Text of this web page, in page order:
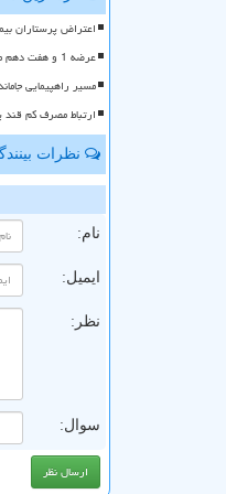
اعتراض پرستاران
عرضه 1 و هفت دهم میلیون خدمت بهداشتی و درمانی به زائرین اربعین
مسیر راهپیمایی
ارتباط مصرف کم قند پیش از 2 سالگی با
نظرات
نام:
ایمیل:
نظر:
سوال: